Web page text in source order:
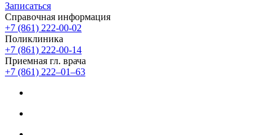
Записаться
Справочная информация
+7 (861) 222-00-02
Поликлиника
+7 (861) 222-00-14
Приемная гл. врача
+7 (861) 222‒01‒63